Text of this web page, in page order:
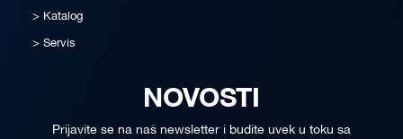
Katalog
Servis
NOVOSTI
Prijavite se na naš newsletter i budite uvek u toku sa